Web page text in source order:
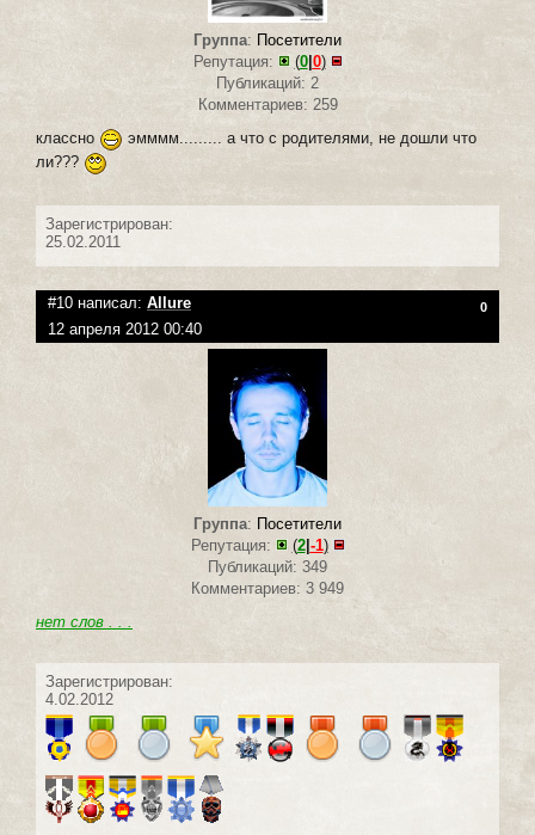
Группа: Посетители
Репутация:
(0| 0)
Публикаций: 2
Комментариев: 259
классно
эмммм......... а что с родителями, не дошли что
ли???
Зарегистрирован:
25.02.2011
#10 написал: Allure 0
12 апреля 2012 00:40
Группа: Посетители
Репутация:
(2| -1)
Публикаций: 349
Комментариев: 3 949
нет слов . . .
Зарегистрирован:
4.02.2012